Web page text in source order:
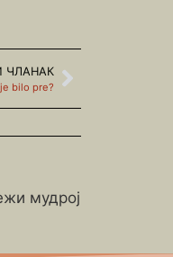
ЧЛАНАК
bilo pre?
мудрој